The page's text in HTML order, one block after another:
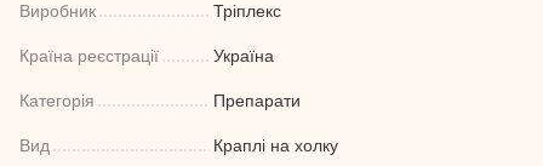
Виробник Тріплекс
Країна реєстрації Україна
Категорія Препарати
Вид Краплі на холку